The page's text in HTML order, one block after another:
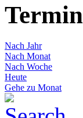
Nach Jahr
Nach Monat
Nach Woche
Heute
Gehe zu Monat